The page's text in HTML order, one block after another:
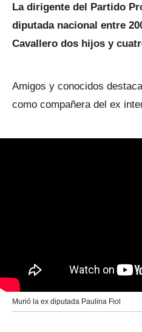
La dirigente del Partido
diputada nacional entre
Cavallero dos hijos y
Amigos y conocidos
como compañera del ex
Murió la ex diputada Paulina Fiol